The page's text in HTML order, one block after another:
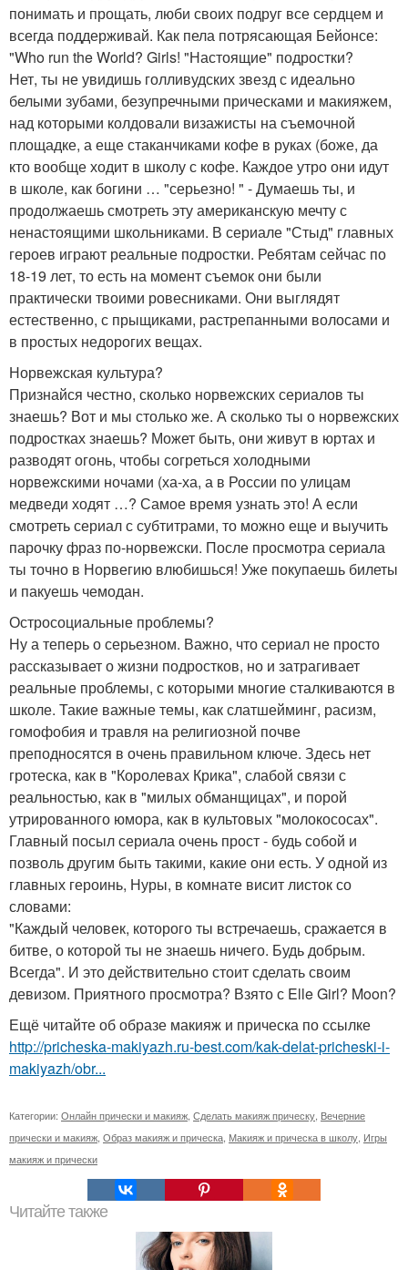
понимать и прощать, люби своих подруг все сердцем и
всегда поддерживай. Как пела потрясающая Бейонсе:
"Who run the World? Girls! "Настоящие" подростки?
Нет, ты не увидишь голливудских звезд с идеально
белыми зубами, безупречными прическами и макияжем,
над которыми колдовали визажисты на съемочной
площадке, а еще стаканчиками кофе в руках (боже, да
кто вообще ходит в школу с кофе. Каждое утро они идут
в школе, как богини … "серьезно! " - Думаешь ты, и
продолжаешь смотреть эту американскую мечту с
ненастоящими школьниками. В сериале "Стыд" главных
героев играют реальные подростки. Ребятам сейчас по
18-19 лет, то есть на момент съемок они были
практически твоими ровесниками. Они выглядят
естественно, с прыщиками, растрепанными волосами и
в простых недорогих вещах.
Норвежская культура?
Признайся честно, сколько норвежских сериалов ты
знаешь? Вот и мы столько же. А сколько ты о норвежских
подростках знаешь? Может быть, они живут в юртах и
разводят огонь, чтобы согреться холодными
норвежскими ночами (ха-ха, а в России по улицам
медведи ходят …? Самое время узнать это! А если
смотреть сериал с субтитрами, то можно еще и выучить
парочку фраз по-норвежски. После просмотра сериала
ты точно в Норвегию влюбишься! Уже покупаешь билеты
и пакуешь чемодан.
Остросоциальные проблемы?
Ну а теперь о серьезном. Важно, что сериал не просто
рассказывает о жизни подростков, но и затрагивает
реальные проблемы, с которыми многие сталкиваются в
школе. Такие важные темы, как слатшейминг, расизм,
гомофобия и травля на религиозной почве
преподносятся в очень правильном ключе. Здесь нет
гротеска, как в "Королевах Крика", слабой связи с
реальностью, как в "милых обманщицах", и порой
утрированного юмора, как в культовых "молокососах".
Главный посыл сериала очень прост - будь собой и
позволь другим быть такими, какие они есть. У одной из
главных героинь, Нуры, в комнате висит листок со
словами:
"Каждый человек, которого ты встречаешь, сражается в
битве, о которой ты не знаешь ничего. Будь добрым.
Всегда". И это действительно стоит сделать своим
девизом. Приятного просмотра? Взято с Elle Girl? Moon?
Ещё читайте об образе макияж и прическа по ссылке
http://pricheska-makiyazh.ru-best.com/kak-delat-pricheski-i-
makiyazh/obr...
Категории: Онлайн прически и макияж Сделать макияж прическу Вечерние
прически и макияж Образ макияж и прическа Макияж и прическа в школу Игры
макияж и прически
Читайте также